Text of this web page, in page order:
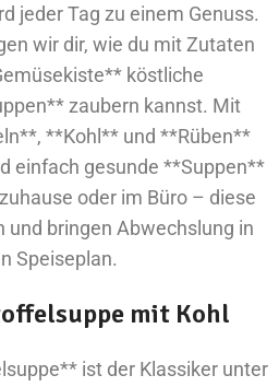
jeder Tag zu einem Genuss.
wir dir, wie du mit Zutaten
köstliche
zaubern kannst. Mit
**Kohl** und **Rüben**
einfach gesunde **Suppen**
oder im Büro – diese
und bringen Abwechslung in
Speiseplan.
mit Kohl
ist der Klassiker unter